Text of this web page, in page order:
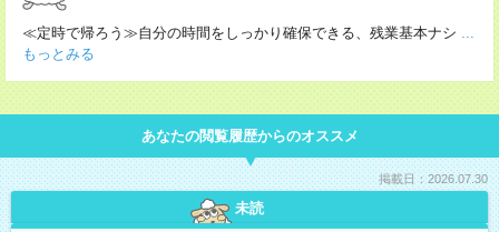
≪定時で帰ろう≫自分の時間をしっかり確保できる、残業基本ナシ ...
もっとみる
あなたの閲覧履歴からのオススメ
掲載日：2026.07.30
未読